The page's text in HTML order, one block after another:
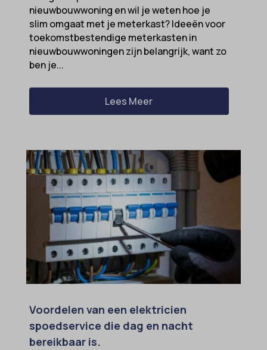
nieuwbouwwoning en wil je weten hoe je
slim omgaat met je meterkast? Ideeën voor
toekomstbestendige meterkasten in
nieuwbouwwoningen zijn belangrijk, want zo
ben je...
Lees Meer
Voordelen van een elektricien
spoedservice die dag en nacht
bereikbaar is.